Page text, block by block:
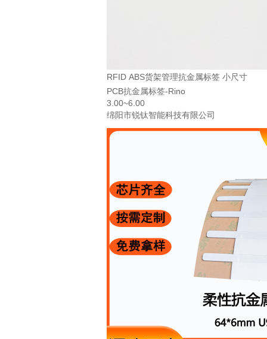
RFID ABS货架管理抗金属标签 小尺寸
PCB抗金属标签-Rino
3.00~6.00
绵阳市锐钛智能科技有限公司